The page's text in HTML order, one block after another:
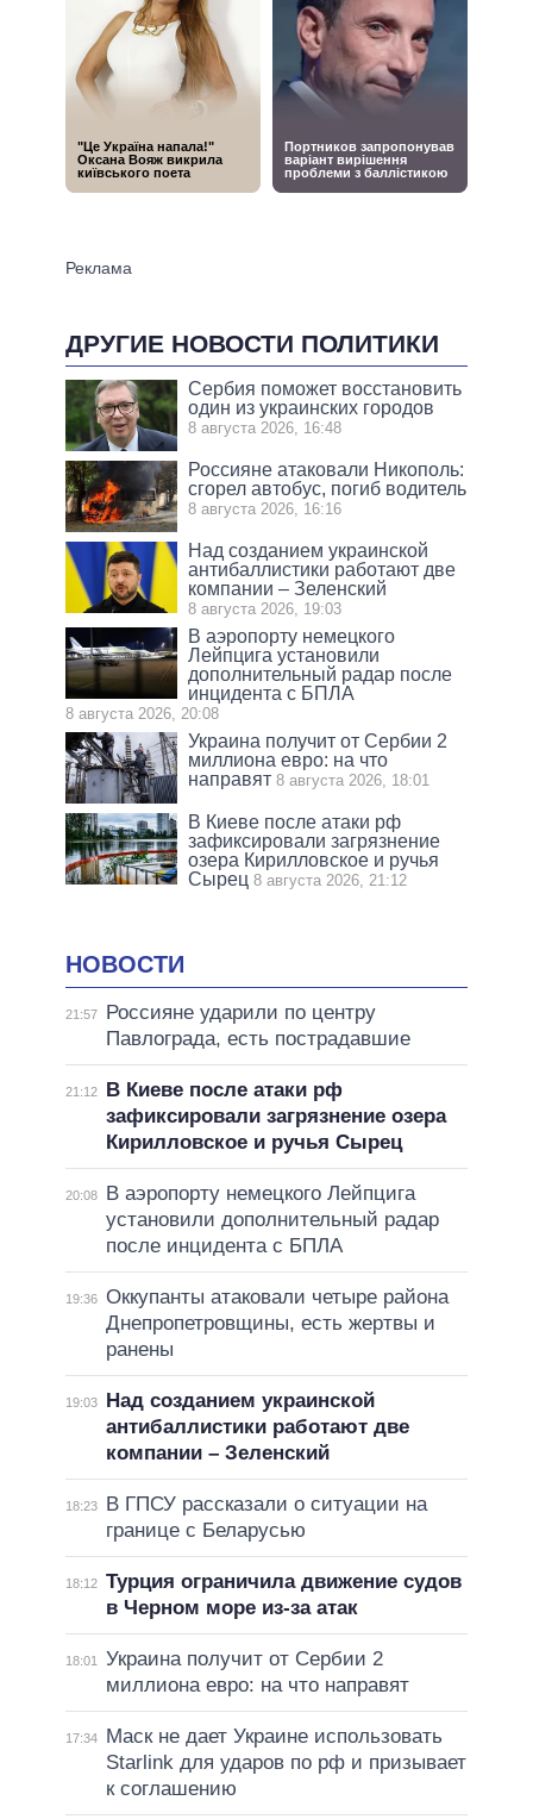
ДРУГИЕ НОВОСТИ ПОЛИТИКИ
Сербия поможет восстановить
один из украинских городов
8 августа 2026, 16:48
Россияне атаковали Никополь:
сгорел автобус, погиб водитель
8 августа 2026, 16:16
Над созданием украинской
антибаллистики работают две
компании – Зеленский
8 августа 2026, 19:03
В аэропорту немецкого
Лейпцига установили
дополнительный радар после
инцидента с БПЛА
8 августа 2026, 20:08
Украина получит от Сербии 2
миллиона евро: на что
направят 8 августа 2026, 18:01
В Киеве после атаки рф
зафиксировали загрязнение
озера Кирилловское и ручья
Сырец 8 августа 2026, 21:12
НОВОСТИ
21:57
Россияне ударили по центру
Павлограда, есть пострадавшие
21:12
В Киеве после атаки рф
зафиксировали загрязнение озера
Кирилловское и ручья Сырец
20:08
В аэропорту немецкого Лейпцига
установили дополнительный радар
после инцидента с БПЛА
19:36 Оккупанты атаковали четыре района
Днепропетровщины, есть жертвы и
ранены
19:03
Над созданием украинской
антибаллистики работают две
компании – Зеленский
18:23
В ГПСУ рассказали о ситуации на
границе с Беларусью
18:12 Турция ограничила движение судов
в Черном море из-за атак
18:01 Украина получит от Сербии 2
миллиона евро: на что направят
17:34
Маск не дает Украине использовать
Starlink для ударов по рф и призывает
к соглашению